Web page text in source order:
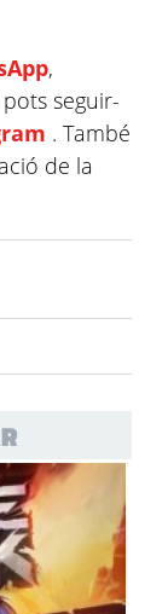
,
pots seguir-
. També
de la